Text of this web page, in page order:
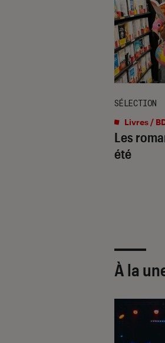
Les
été
SÉLECTION
Livres /
À la